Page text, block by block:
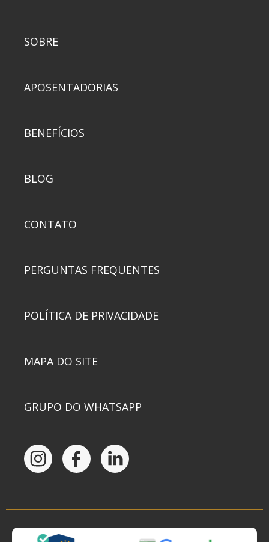
SOBRE
APOSENTADORIAS
BENEFÍCIOS
BLOG
CONTATO
PERGUNTAS FREQUENTES
POLÍTICA DE PRIVACIDADE
MAPA DO SITE
GRUPO DO WHATSAPP